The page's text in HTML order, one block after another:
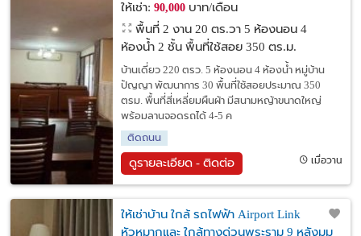
ให้เช่า: 90,000บาท/เดือน
พื้นที่ 2 งาน 20 ตร.วา 5 ห้องนอน 4
ห้องน้ำ 2 ชั้น พื้นที่ใช้สอย 350 ตร.ม.
บ้านเดี่ยว 220 ตรว. 5 ห้องนอน 4 ห้องน้ำ หมู่บ้าน
ปัญญา พัฒนาการ 30 พื้นที่ใช้สอยประมาณ 350
ตรม. พื้นที่สี่เหลี่ยมผืนผ้า มีสนามหญ้าขนาดใหญ่
พร้อมลานจอดรถได้ 4-5 ค
ติดถนน
ดูรายละเอียด - ติดต่อ เมื่อวาน
ให้เช่าบ้าน ใกล้ รถไฟฟ้า Airport Link
หัวหมากและ ใกล้ทางด่วนพระราม 9 หลังมุม